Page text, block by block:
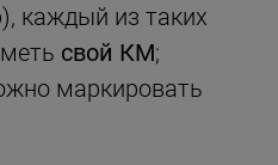
каждый из таких
свой КМ;
маркировать